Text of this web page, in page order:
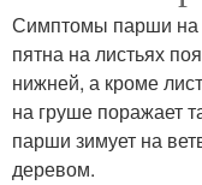
Симптомы парши на
пятна на листьях
нижней, а кроме
на груше поражает
парши зимует на
деревом.